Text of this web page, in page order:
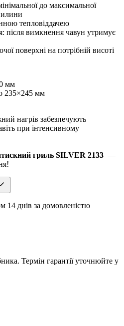
до максимальної
тепловіддачею
після вимкнення чавун утримує
поверхні на потрібній висоті
мм
235×245 мм
нагрів забезпечують
при інтенсивному
гриль SILVER 2133 —
14 днів за домовленістю
Термін гарантії уточнюйте у